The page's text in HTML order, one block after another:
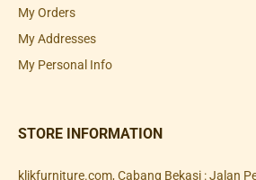
My Orders
My Addresses
My Personal Info
STORE INFORMATION
klikfurniture.com, Cabang Bekasi : Jalan